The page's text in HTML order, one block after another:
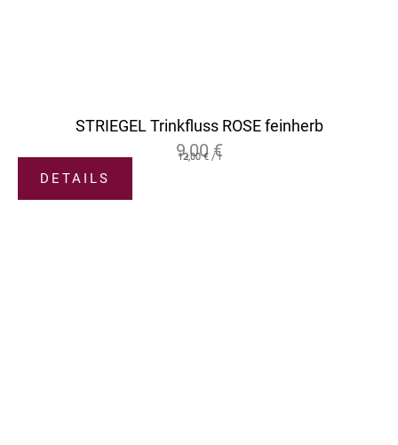
STRIEGEL Trinkfluss ROSE feinherb
9,00 €
12,00€/l
DETAILS